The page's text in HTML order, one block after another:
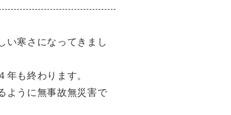
い寒さになってきまし
年も終わります。
ように無事故無災害で